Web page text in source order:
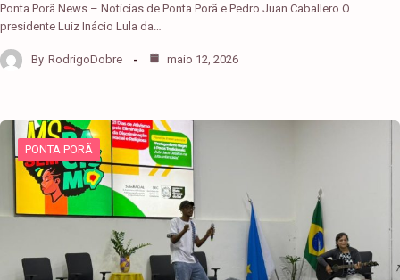
Ponta Porã News – Notícias de Ponta Porã e Pedro Juan Caballero O
presidente Luiz Inácio Lula da…
By RodrigoDobre maio 12, 2026
PONTA PORÃ